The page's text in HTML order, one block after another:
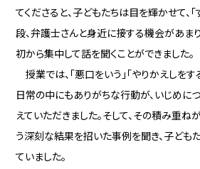
てくださると、子どもたちは目を輝かせて、「
段、弁護士さんと身近に接する機会があま
初から集中して話を聞くことができました。
授業では、「悪口をいう」「やりかえしを
日常の中にもありがちな行動が、いじめに
えていただきました。そして、その積み重
う深刻な結果を招いた事例を聞き、子ども
ていました。